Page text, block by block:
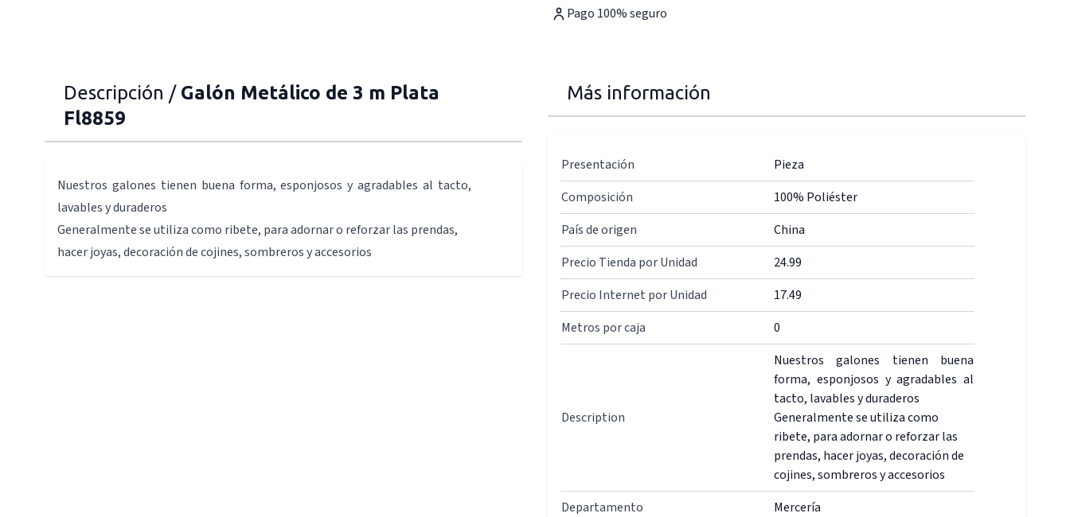
Pago 100% seguro
Descripción / Galón Metálico de 3 m Plata
Fl8859
Nuestros galones tienen buena forma, esponjosos y agradables al tacto,
lavables y duraderos
Generalmente se utiliza como ribete, para adornar o reforzar las prendas,
hacer joyas, decoración de cojines, sombreros y accesorios
Más información
Presentación
Pieza
Composición
100% Poliéster
País de origen
China
Precio Tienda por Unidad
24.99
Precio Internet por Unidad
17.49
Metros por caja
0
Description
Nuestros galones tienen buena
forma, esponjosos y agradables al
tacto, lavables y duraderos
Generalmente se utiliza como
ribete, para adornar o reforzar las
prendas, hacer joyas, decoración de
cojines, sombreros y accesorios
Departamento
Mercería